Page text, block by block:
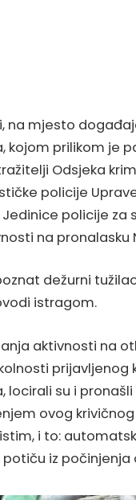
na mjesto
kojom prilikom je
Odsjeka
policije
policije za
na
dežurni
istragom.
aktivnosti na
prijavljenog
locirali su i
ovog
i to:
iz počinjenja